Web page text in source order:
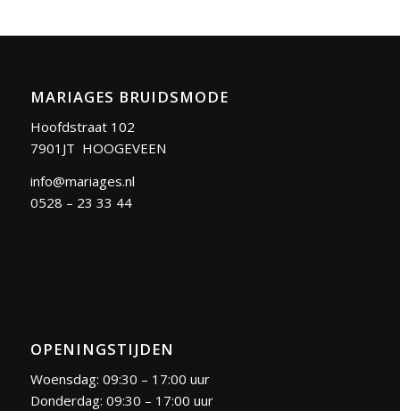
MARIAGES BRUIDSMODE
Hoofdstraat 102
7901JT HOOGEVEEN
info@mariages.nl
0528 – 23 33 44
OPENINGSTIJDEN
Woensdag: 09:30 – 17:00 uur
Donderdag: 09:30 – 17:00 uur